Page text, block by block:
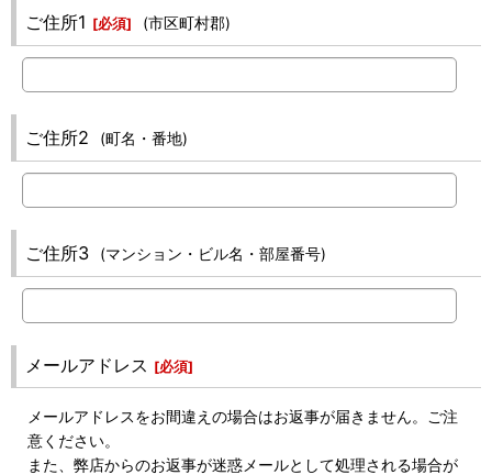
ご住所1 [必須] (市区町村郡)
ご住所2 (町名・番地)
ご住所3 (マンション・ビル名・部屋番号)
メールアドレス [必須]
メールアドレスをお間違えの場合はお返事が届きません。ご注
意ください。
また、弊店からのお返事が迷惑メールとして処理される場合が